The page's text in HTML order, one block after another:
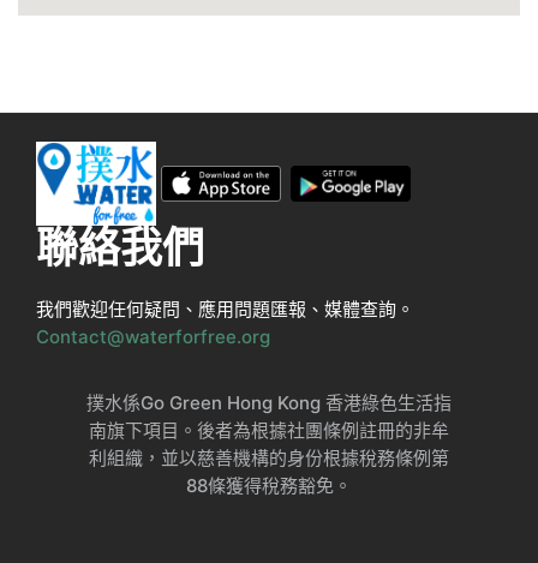
聯絡我們
我們歡迎任何疑問、應用問題匯報、媒體查詢。
Contact@waterforfree.org
撲水係Go Green Hong Kong 香港綠色生活指
南旗下項目。後者為根據社團條例註冊的非牟
利組織，並以慈善機構的身份根據稅務條例第
88條獲得稅務豁免。